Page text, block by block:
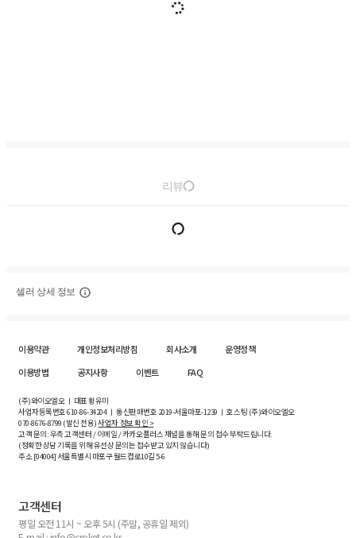
리뷰
셀러 상세 정보
이용약관 개인정보처리방침 회사소개
운영정책
이용방법
공지사항 이벤트 FAQ
(주)와이오엘오 ㅣ 대표 황유미
사업자등록번호610-86-34204ㅣ 통신판매번호 2019-서울마포-1239 ㅣ 호스팅 (주)와이오엘오
070-8676-8799 (발신 전용)사업자 정보 확인 >
고객 문의: 우측 고객센터 / 이메일 / 카카오플러스 채널을 통해 문의 접수 부탁드립니다.
(정확한 상담 기록을 위해 유선상 문의는 접수받고 있지 않습니다)
주소 [04004] 서울특별시 마포구 월드컵로10길5-6
고객센터
평일 오전 11시 ~ 오후 5시 (주말, 공휴일 제외)